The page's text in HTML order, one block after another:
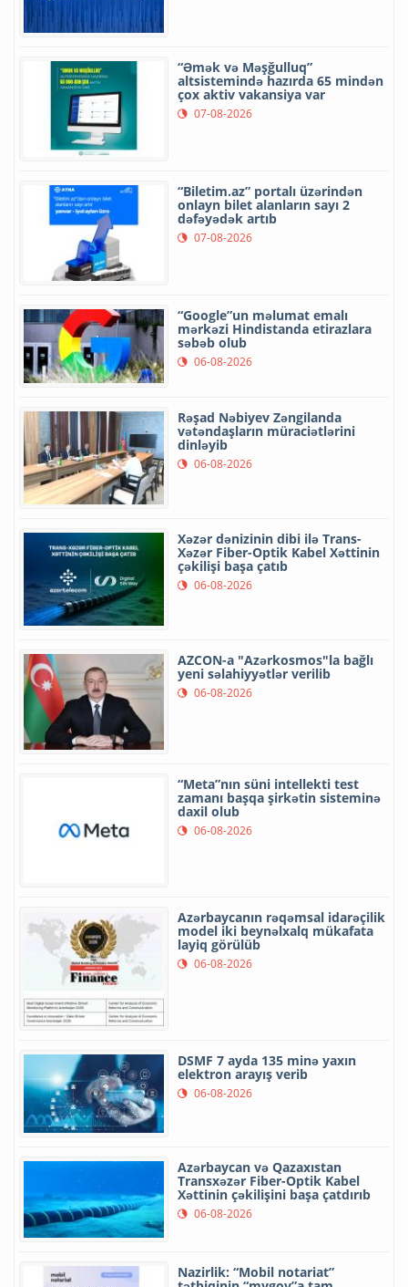
“Əmək və Məşğulluq”
altsistemində hazırda 65 mindən
çox aktiv vakansiya var
07-08-2026
“Biletim.az” portalı üzərindən
onlayn bilet alanların sayı 2
dəfəyədək artıb
07-08-2026
“Google”un məlumat emalı
mərkəzi Hindistanda etirazlara
səbəb olub
06-08-2026
Rəşad Nəbiyev Zəngilanda
vətəndaşların müraciətlərini
dinləyib
06-08-2026
Xəzər dənizinin dibi ilə Trans-
Xəzər Fiber-Optik Kabel Xəttinin
çəkilişi başa çatıb
06-08-2026
AZCON-a "Azərkosmos"la bağlı
yeni səlahiyyətlər verilib
06-08-2026
“Meta”nın süni intellekti test
zamanı başqa şirkətin sisteminə
daxil olub
06-08-2026
Azərbaycanın rəqəmsal idarəçilik
model iki beynəlxalq mükafata
layiq görülüb
06-08-2026
DSMF 7 ayda 135 minə yaxın
elektron arayış verib
06-08-2026
Azərbaycan və Qazaxıstan
Transxəzər Fiber-Optik Kabel
Xəttinin çəkilişini başa çatdırıb
06-08-2026
Nazirlik: “Mobil notariat”